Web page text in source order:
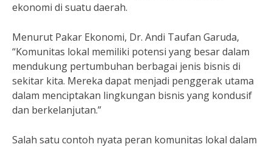
ekonomi di suatu daerah.
Menurut Pakar Ekonomi, Dr. Andi Taufan Garuda,
“Komunitas lokal memiliki potensi yang besar dalam
mendukung pertumbuhan berbagai jenis bisnis di
sekitar kita. Mereka dapat menjadi penggerak utama
dalam menciptakan lingkungan bisnis yang kondusif
dan berkelanjutan.”
Salah satu contoh nyata peran komunitas lokal dalam